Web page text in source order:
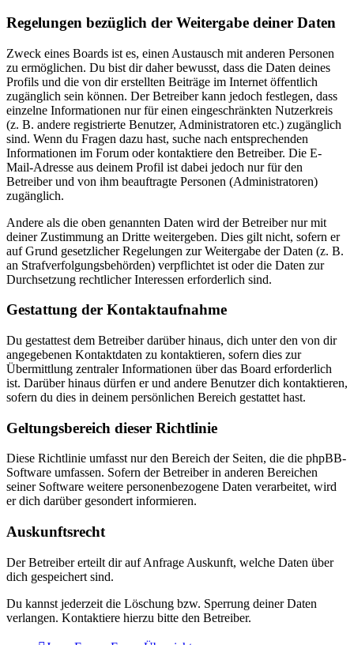
Regelungen bezüglich der Weitergabe deiner Daten
Zweck eines Boards ist es, einen Austausch mit anderen Personen
zu ermöglichen. Du bist dir daher bewusst, dass die Daten deines
Profils und die von dir erstellten Beiträge im Internet öffentlich
zugänglich sein können. Der Betreiber kann jedoch festlegen, dass
einzelne Informationen nur für einen eingeschränkten Nutzerkreis
(z. B. andere registrierte Benutzer, Administratoren etc.) zugänglich
sind. Wenn du Fragen dazu hast, suche nach entsprechenden
Informationen im Forum oder kontaktiere den Betreiber. Die E-
Mail-Adresse aus deinem Profil ist dabei jedoch nur für den
Betreiber und von ihm beauftragte Personen (Administratoren)
zugänglich.
Andere als die oben genannten Daten wird der Betreiber nur mit
deiner Zustimmung an Dritte weitergeben. Dies gilt nicht, sofern er
auf Grund gesetzlicher Regelungen zur Weitergabe der Daten (z. B.
an Strafverfolgungsbehörden) verpflichtet ist oder die Daten zur
Durchsetzung rechtlicher Interessen erforderlich sind.
Gestattung der Kontaktaufnahme
Du gestattest dem Betreiber darüber hinaus, dich unter den von dir
angegebenen Kontaktdaten zu kontaktieren, sofern dies zur
Übermittlung zentraler Informationen über das Board erforderlich
ist. Darüber hinaus dürfen er und andere Benutzer dich kontaktieren,
sofern du dies in deinem persönlichen Bereich gestattet hast.
Geltungsbereich dieser Richtlinie
Diese Richtlinie umfasst nur den Bereich der Seiten, die die phpBB-
Software umfassen. Sofern der Betreiber in anderen Bereichen
seiner Software weitere personenbezogene Daten verarbeitet, wird
er dich darüber gesondert informieren.
Auskunftsrecht
Der Betreiber erteilt dir auf Anfrage Auskunft, welche Daten über
dich gespeichert sind.
Du kannst jederzeit die Löschung bzw. Sperrung deiner Daten
verlangen. Kontaktiere hierzu bitte den Betreiber.